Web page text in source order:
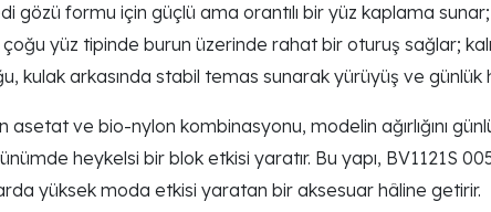
gözü formu için güçlü ama orantılı bir yüz kaplama
yüz tipinde burun üzerinde rahat bir oturuş sağlar;
kulak arkasında stabil temas sunarak yürüyüş ve günlük
asetat ve bio-nylon kombinasyonu, modelin ağırlığını
heykelsi bir blok etkisi yaratır. Bu yapı,
yüksek moda etkisi yaratan bir aksesuar hâline getirir.